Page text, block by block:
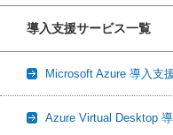
導入支援サービス一覧
Microsoft Azure 導入支
Azure Virtual Desktop